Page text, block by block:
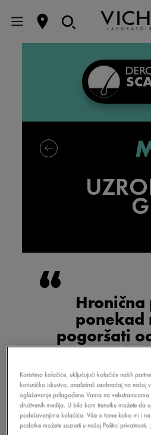
ponekad
pogoršati
vrste
Koristimo kolačiće, uključujući kolačiće naših
korisničko iskustvo, analizirali saobraćaj na našoj
oglašavanje prilagođeno Vama na vebstranicama
društvenih medija. U bilo kom trenutku možete da
podešavanjima kolačića. Više o tome kako mi i
podatke možete saznati u našoj Politici privatnosti.